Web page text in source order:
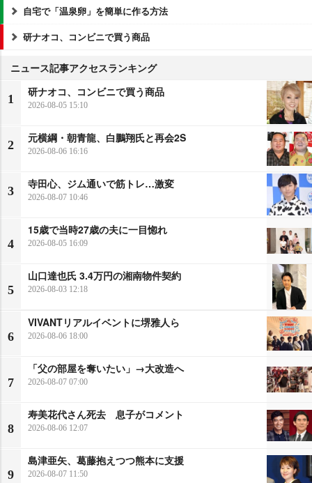
自宅で「温泉卵」を簡単に作る方法
研ナオコ、コンビニで買う商品
ニュース記事アクセスランキング
1
研ナオコ、コンビニで買う商品
2026-08-05 15:10
2
元横綱・朝青龍、白鵬翔氏と再会2S
2026-08-06 16:16
3
寺田心、ジム通いで筋トレ…激変
2026-08-07 10:46
4
15歳で当時27歳の夫に一目惚れ
2026-08-05 16:09
5
山口達也氏 3.4万円の湘南物件契約
2026-08-03 12:18
6
VIVANTリアルイベントに堺雅人ら
2026-08-06 18:00
7
「父の部屋を奪いたい」→大改造へ
2026-08-07 07:00
8
寿美花代さん死去 息子がコメント
2026-08-06 12:07
9
島津亜矢、葛藤抱えつつ熊本に支援
2026-08-07 11:50